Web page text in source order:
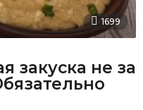
1699
закуска не за